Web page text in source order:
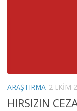
ARAŞTIRMA 2 EKIM
HIRSIZIN